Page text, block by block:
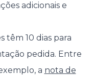
adicionais e
têm 10 dias para
pedida. Entre
a nota de